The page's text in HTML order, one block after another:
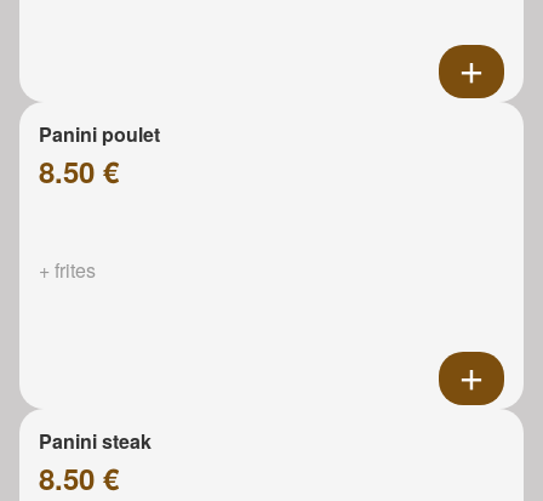
Panini poulet
8.50 €
+ frites
Panini steak
8.50 €